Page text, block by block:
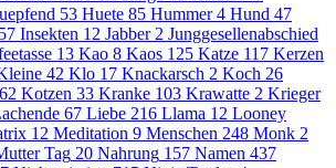
53 Huete 85 Hummer 4 Hund 47
57 Insekten 12 Jabber 2 Junggesellenabschied
13 Kao 8 Kaos 125 Katze 117 Kerzen
42 Klo 17 Knackarsch 2 Koch 26
Kotzen 33 Kranke 103 Krawatte 2 Krieger
67 Liebe 216 Llama 12 Looney
12 Meditation 9 Menschen 248 Monk 2
Tag 20 Nahrung 157 Namen 437